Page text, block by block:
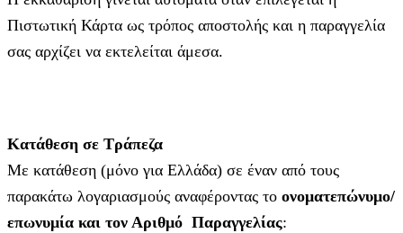
Πιστωτική Κάρτα ως τρόπος αποστολής και η παραγγελία
σας αρχίζει να εκτελείται άμεσα.
Κατάθεση σε Τράπεζα
Με κατάθεση (μόνο για Ελλάδα) σε έναν από τους
παρακάτω λογαριασμούς αναφέροντας το ονοματεπώνυμο/
επωνυμία και τον Αριθμό Παραγγελίας: